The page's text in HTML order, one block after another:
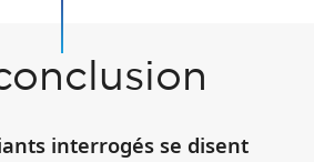
interrogés se disent